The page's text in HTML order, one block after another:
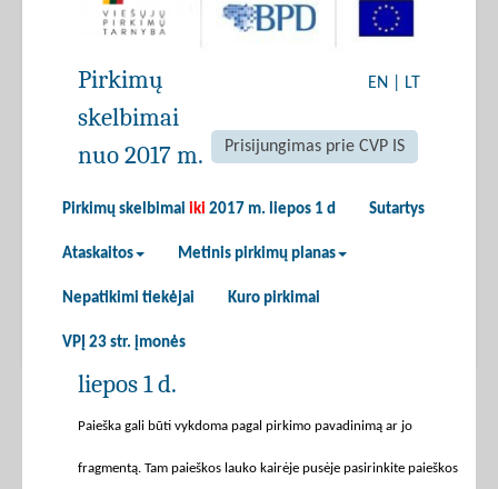
EN LT
Prisijungimas prie CVP IS
Pirkimų skelbimai iki 2017 m. liepos 1 d Sutartys
Ataskaitos Metinis pirkimų planas
Nepatikimi tiekėjai Kuro pirkimai
VPĮ 23 str. įmonės
Pirkimų
skelbimai
nuo 2017 m.
liepos 1 d.
Paieška gali būti vykdoma pagal pirkimo pavadinimą ar jo
fragmentą. Tam paieškos lauko kairėje pusėje pasirinkite paieškos